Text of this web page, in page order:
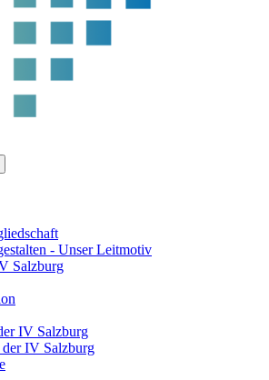
- Unser Leitmotiv
Salzburg
IV Salzburg
der IV Salzburg